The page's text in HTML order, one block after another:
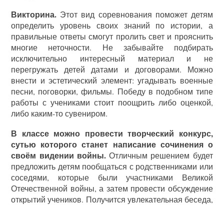
Викторина. Этот вид соревнования поможет детям
определить уровень своих знаний по истории, а
правильные ответы смогут пролить свет и прояснить
многие неточности. Не забывайте подбирать
исключительно интересный материал и не
перегружать детей датами и договорами. Можно
внести и эстетический элемент: угадывать военные
песни, поговорки, фильмы. Победу в подобном типе
работы с учениками стоит поощрить либо оценкой,
либо каким-то сувениром.
В классе можно провести творческий конкурс,
сутью которого станет написание сочинения о
своём видении войны.Отличным решением будет
предложить детям пообщаться с родственниками или
соседями, которые были участниками Великой
Отечественной войны, а затем провести обсуждение
открытий учеников. Получится увлекательная беседа,